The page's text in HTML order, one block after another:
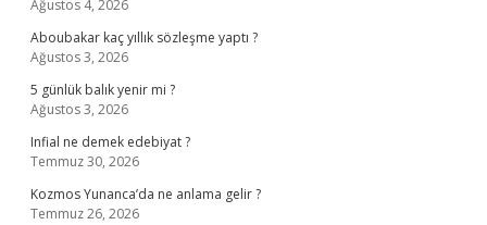
Ağustos 4, 2026
Aboubakar kaç yıllık sözleşme yaptı ?
Ağustos 3, 2026
5 günlük balık yenir mi ?
Ağustos 3, 2026
Infial ne demek edebiyat ?
Temmuz 30, 2026
Kozmos Yunanca’da ne anlama gelir ?
Temmuz 26, 2026